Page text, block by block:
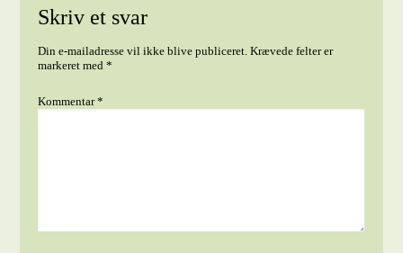
Skriv et svar
Din e-mailadresse vil ikke blive publiceret. Krævede felter er
markeret med*
Kommentar*